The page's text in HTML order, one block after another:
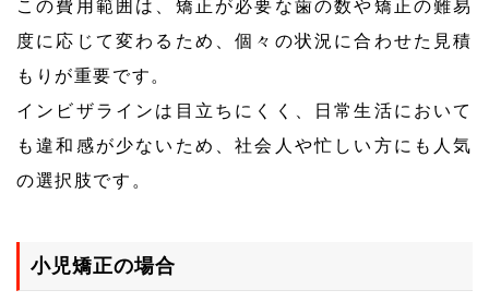
この費用範囲は、矯正が必要な歯の数や矯正の難易
度に応じて変わるため、個々の状況に合わせた見積
もりが重要です。
インビザラインは目立ちにくく、日常生活において
も違和感が少ないため、社会人や忙しい方にも人気
の選択肢です。
小児矯正の場合